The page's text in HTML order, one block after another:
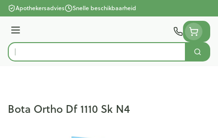
Ga naar de inhoud
Apothekersadvies Snelle beschikbaarheid
Menu
Product, merk, categorie...
Zoek
Bota Ortho Df 1110 Sk N4